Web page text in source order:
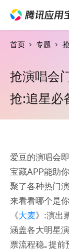
首页 专题
抢演唱会
抢:追星必
爱豆的演唱会
宝藏APP能助
聚了各种热门
来看看哪个是
《大麦》:演出
涵盖各大明星
票流程稳｡提前